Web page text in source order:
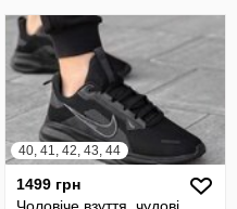
40, 41, 42, 43, 44
1499 грн